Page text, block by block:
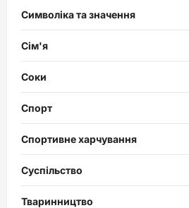
Символіка та значення
Сім'я
Соки
Спорт
Спортивне харчування
Суспільство
Тваринництво